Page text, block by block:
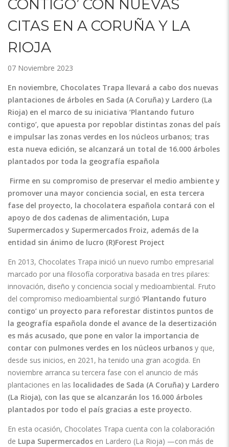
CONTIGO’ CON NUEVAS
CITAS EN A CORUÑA Y LA
RIOJA
07 Noviembre 2023
En noviembre, Chocolates Trapa llevará a cabo dos nuevas
plantaciones de árboles en Sada (A Coruña) y Lardero (La
Rioja) en el marco de su iniciativa ‘Plantando futuro
contigo’, que apuesta por repoblar distintas zonas del país
e impulsar las zonas verdes en los núcleos urbanos; tras
esta nueva edición, se alcanzará un total de 16.000 árboles
plantados por toda la geografía española
Firme en su compromiso de preservar el medio ambiente y
promover una mayor conciencia social, en esta tercera
fase del proyecto, la chocolatera española contará con el
apoyo de dos cadenas de alimentación, Lupa
Supermercados y Supermercados Froiz, además de la
entidad sin ánimo de lucro (R)Forest Project
En 2013, Chocolates Trapa inició un nuevo rumbo empresarial
marcado por una filosofía corporativa basada en tres pilares:
innovación, diseño y conciencia social y medioambiental. Fruto
del compromiso medioambiental surgió ‘Plantando futuro
contigo’ un proyecto para reforestar distintos puntos de
la geografía española donde el avance de la desertización
es más acusado, que pone en valor la importancia de
contar con pulmones verdes en los núcleos urbanos y que,
desde sus inicios, en 2021, ha tenido una gran acogida. En
noviembre arranca su tercera fase con el anuncio de más
plantaciones en las localidades de Sada (A Coruña) y Lardero
(La Rioja), con las que se alcanzarán los 16.000 árboles
plantados por todo el país gracias a este proyecto.
En esta ocasión, Chocolates Trapa cuenta con la colaboración
de Lupa Supermercados en Lardero (La Rioja) —con más de